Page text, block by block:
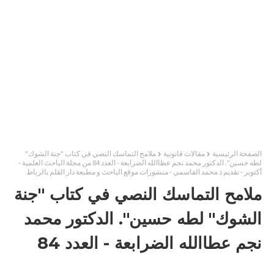
الصفحة الرئيسية مقالات قانونية
ملامح التماسك النصي في كتاب "جنة الشوك"
لطه حسين". الدكتور محمد نجم عطاالله الضرابعة - العدد 84 من مجلة الباحث العلمية -
أكتوبر - تقديم ذ محمد القاسمي - منشورات موقع الباحث و مطبعة دار القلم بالرباط
ملامح التماسك النصي في كتاب "جنة
الشوك" لطه حسين". الدكتور محمد
نجم عطاالله الضرابعة - العدد 84